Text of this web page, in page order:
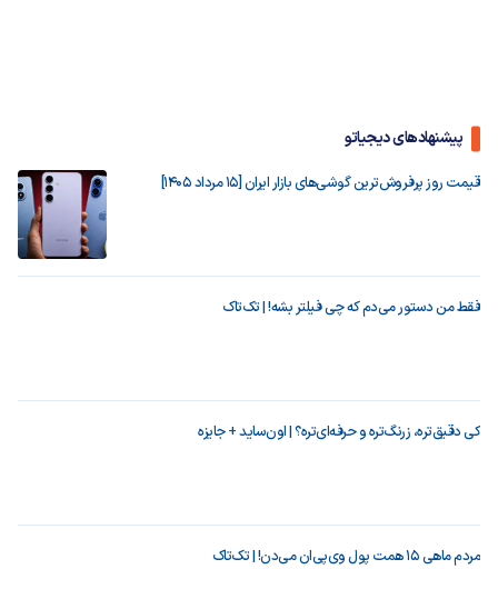
پیشنهادهای دیجیاتو
قیمت روز پرفروش‌ترین گوشی‌های بازار ایران [15 مرداد 1405]
فقط من دستور می‌دم که چی فیلتر بشه! | تک‌تاک
کی دقیق‌تره، زرنگ‌تره و حرفه‌ای‌تره؟ | اون‌ساید + جایزه
مردم ماهی ۱۵ همت پول وی‌پی‌ان می‌دن! | تک‌تاک